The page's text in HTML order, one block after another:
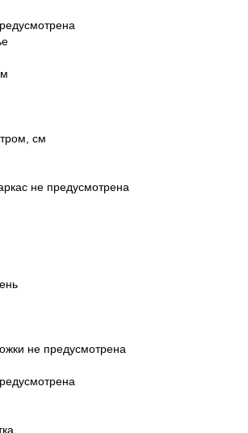
см
не предусмотрена
не предусмотрена